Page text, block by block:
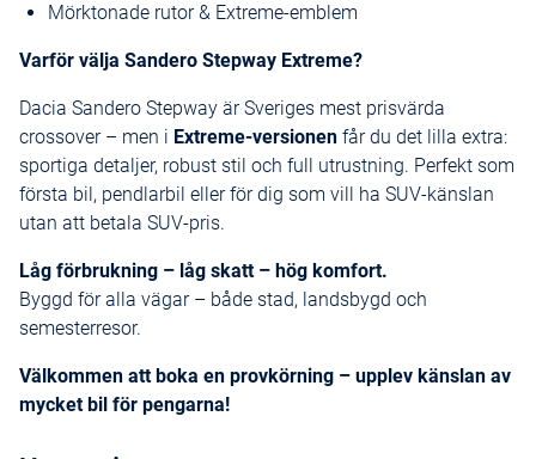
Mörktonade rutor & Extreme-emblem
Varför välja Sandero Stepway Extreme?
Dacia Sandero Stepway är Sveriges mest prisvärda
crossover – men i Extreme-versionen får du det lilla extra:
sportiga detaljer, robust stil och full utrustning. Perfekt som
första bil, pendlarbil eller för dig som vill ha SUV-känslan
utan att betala SUV-pris.
Låg förbrukning – låg skatt – hög komfort.
Byggd för alla vägar – både stad, landsbygd och
semesterresor.
Välkommen att boka en provkörning – upplev känslan av
mycket bil för pengarna!